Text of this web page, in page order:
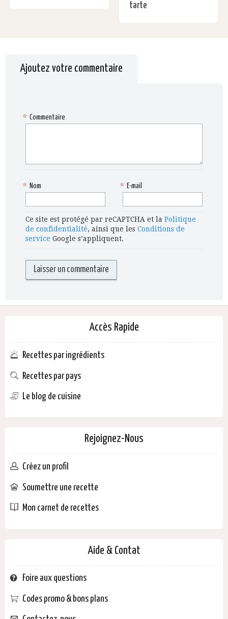
tarte
Ajoutez votre commentaire
Commentaire
*
Nom
* E-mail
*
Ce site est protégé par reCAPTCHA et la Politique
de confidentialité, ainsi que les Conditions de
service Google s’appliquent.
Accès Rapide
Recettes par ingrédients
Recettes par pays
Le blog de cuisine
Rejoignez-Nous
Créez un profil
Soumettre une recette
Mon carnet de recettes
Aide & Contat
Foire aux questions
Codes promo & bons plans